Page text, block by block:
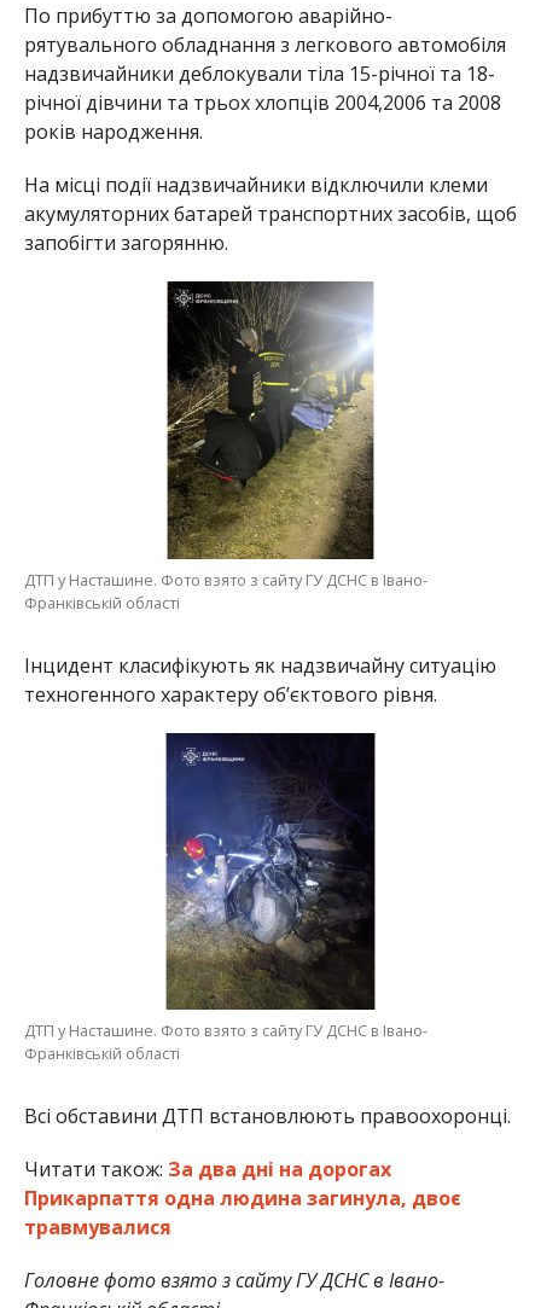
По прибуттю за допомогою аварійно-
рятувального обладнання з легкового автомобіля
надзвичайники деблокували тіла 15-річної та 18-
річної дівчини та трьох хлопців 2004,2006 та 2008
років народження.
На місці події надзвичайники відключили клеми
акумуляторних батарей транспортних засобів, щоб
запобігти загорянню.
ДТП у Насташине. Фото взято з сайту ГУ ДСНС в Івано-
Франківській області
Інцидент класифікують як надзвичайну ситуацію
техногенного характеру об’єктового рівня.
ДТП у Насташине. Фото взято з сайту ГУ ДСНС в Івано-
Франківській області
Всі обставини ДТП встановлюють правоохоронці.
Читати також: За два дні на дорогах
Прикарпаття одна людина загинула, двоє
травмувалися
Головне фото взято з сайту ГУ ДСНС в Івано-